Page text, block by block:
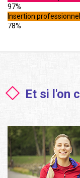
97%
Insertion
78%
Et si l'on